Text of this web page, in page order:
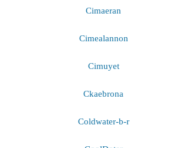
Cimaeran
Cimealannon
Cimuyet
Ckaebrona
Coldwater-b-r